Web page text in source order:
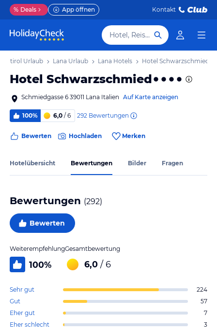
% Deals App öffnen Kontakt
Hotel, Reiseziel
Urlaub Lana Urlaub Lana Hotels Hotel Schwarzschmied
Hotel Schwarzschmied
Schmiedgasse 6 39011 Lana Italien Auf Karte anzeigen
100% 6,0 / 6 292 Bewertungen
Bewerten Hochladen Merken
Hotelübersicht Bewertungen Bilder Fragen
Bewertungen (292)
Bewerten
Weiterempfehlung
100%
Gesamtbewertung
6,0 / 6
Sehr gut
224
Gut
57
Eher gut
7
Eher schlecht
3